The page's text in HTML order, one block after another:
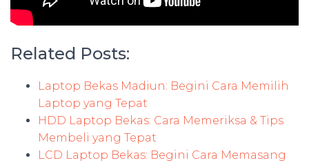
Related Posts:
Laptop Bekas Madiun: Begini Cara Memilih
Laptop yang Tepat
HDD Laptop Bekas: Cara Memeriksa & Tips
Membeli yang Tepat
LCD Laptop Bekas: Begini Cara Memasang